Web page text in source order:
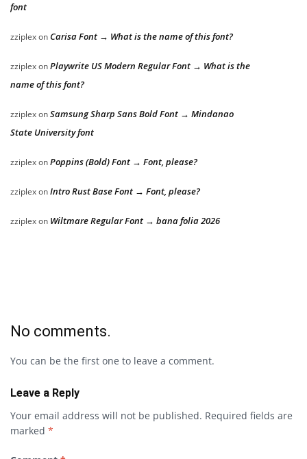
font
zziplexon Carisa Font → What is the name of this font?
zziplexonPlaywrite US Modern Regular Font → What is the
name of this font?
zziplexonSamsung Sharp Sans Bold Font → Mindanao
State University font
zziplexonPoppins (Bold) Font → Font, please?
zziplexonIntro Rust Base Font → Font, please?
zziplexon Wiltmare Regular Font → bana folia 2026
No comments.
You can be the first one to leave a comment.
Leave a Reply
Your email address will not be published. Required fields are
marked *